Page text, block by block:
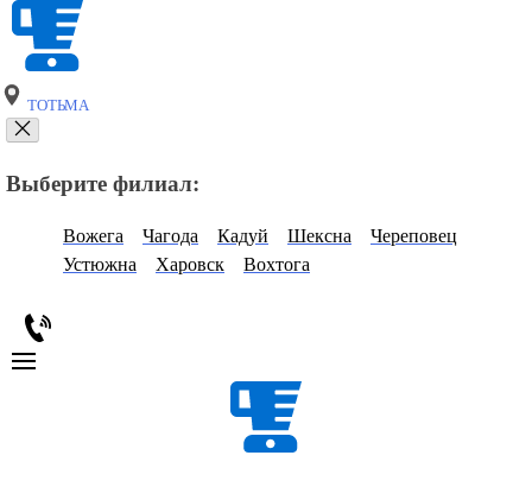
ТОТЬМА
Выберите филиал:
Вожега Чагода Кадуй Шексна
Череповец
Устюжна
Харовск Вохтога